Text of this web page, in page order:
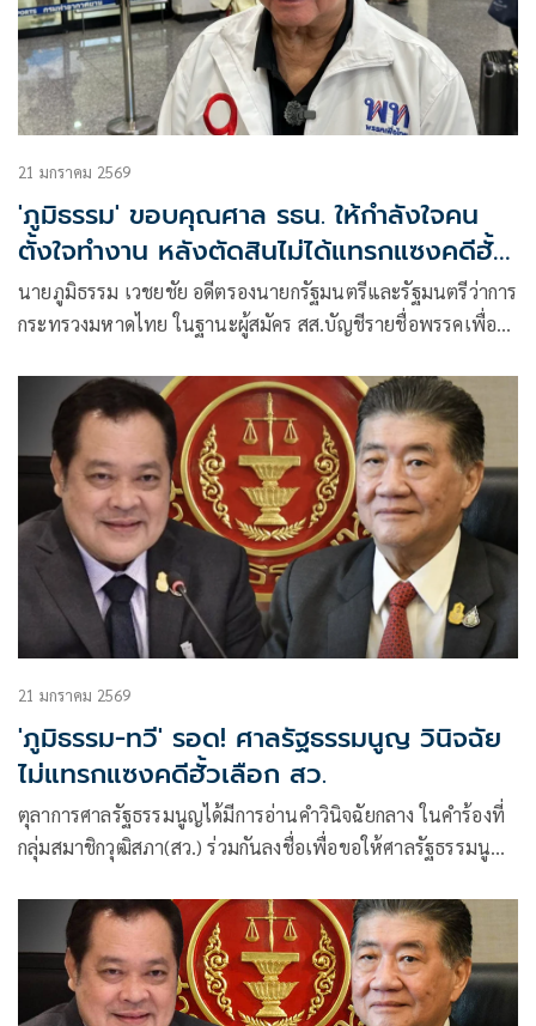
ฝ่าฝืนหรือไม่ปฏิบัติตามมาตรฐานจริยธรรม
21 มกราคม 2569
'ภูมิธรรม' ขอบคุณศาล รธน. ให้กำลังใจคน
ตั้งใจทำงาน หลังตัดสินไม่ได้แทรกแซงคดีฮั้ว
สว.
นายภูมิธรรม เวชยชัย อดีตรองนายกรัฐมนตรีและรัฐมนตรีว่าการ
กระทรวงมหาดไทย ในฐานะผู้สมัคร สส.บัญชีรายชื่อพรรคเพื่อ
ภูมิธรรม และ พ.ต.อ.ทวี สอดส่อง อดีตรัฐมนตรีว่าการกระทรวง
ยุติธรรม ไม่ได้ใช้อำนาจแทรกแซงคดีฮั้ว สว.
21 มกราคม 2569
'ภูมิธรรม-ทวี' รอด! ศาลรัฐธรรมนูญ วินิจฉัย
ไม่แทรกแซงคดีฮั้วเลือก สว.
ตุลาการศาลรัฐธรรมนูญได้มีการอ่านคำวินิจฉัยกลาง ในคำร้องที่
กลุ่มสมาชิกวุฒิสภา(สว.) ร่วมกันลงชื่อเพื่อขอให้ศาลรัฐธรรมนูญ
82 ว่า ความเป็นรัฐมนตรีของนายภูมิธรรม เวชยชัย รองนายก
รัฐมนตรีและรมว.กลาโหม (ในขณะนั้น) และพ.ต.อ.ทวี สอดส่อง
รมว.ยุติธรรม (ในขณะนั้น) สิ้นสุดลงเฉพาะตัวตามรัฐธรรมนูญ
มาตรา 170 วรรคหนึ่ง (4) ประกอบมาตรา 160 (4) และ (5) หรือ